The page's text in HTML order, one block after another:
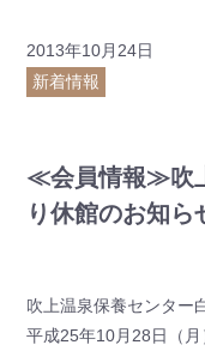
2013年10月24日
新着情報
≪会員情報≫吹
り休館のお知ら
吹上温泉保養センター
平成25年10月28日（月